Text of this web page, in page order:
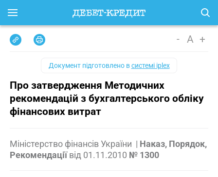
- A +
Документ підготовлено всистемі iplex
Про затвердження Методичних
рекомендацій з бухгалтерського обліку
фінансових витрат
Міністерство фінансів України | Наказ, Порядок,
Рекомендаціївід 01.11.2010 № 1300